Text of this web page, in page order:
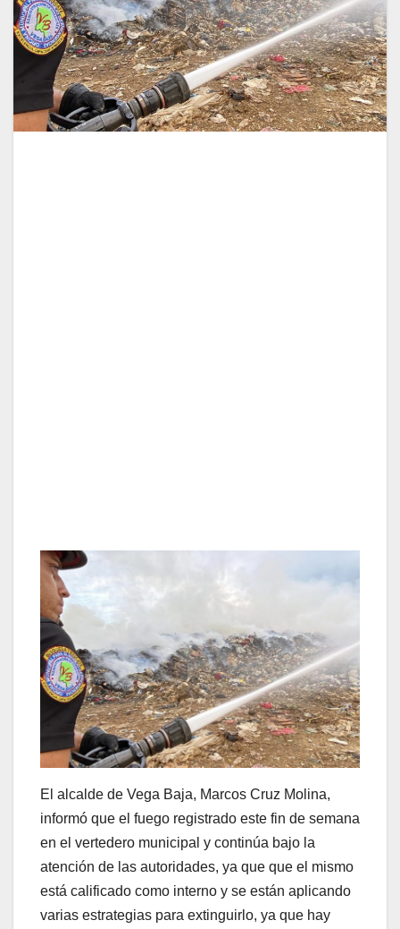
El alcalde de Vega Baja, Marcos Cruz Molina,
informó que el fuego registrado este fin de semana
en el vertedero municipal y continúa bajo la
atención de las autoridades, ya que que el mismo
está calificado como interno y se están aplicando
varias estrategias para extinguirlo, ya que hay